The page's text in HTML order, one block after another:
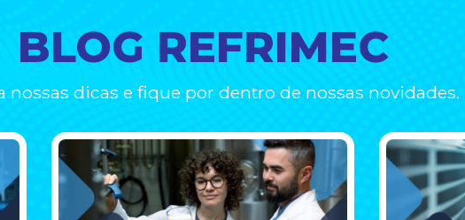
BLOG REFRIMEC
nossas dicas e fique por dentro de nossas novidades.